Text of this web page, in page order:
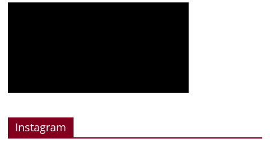
Instagram